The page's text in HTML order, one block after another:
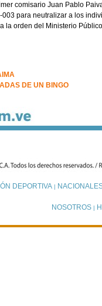
comisario Juan Pablo
para neutralizar a los
la orden del Ministerio
DE UN BINGO
DEPORTIVA|
NOSOTROS |